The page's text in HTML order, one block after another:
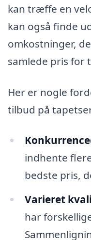
kan træffe en
kan også finde
omkostninger,
samlede pris for
Her er nogle
tilbud på
indhente
bedste pris,
Varieret
har